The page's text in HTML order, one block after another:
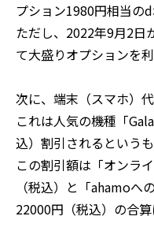
プション1980円相当の
ただし、2022年9月2日
て大盛りオプションを
次に、端末（スマホ）
これは人気の機種「
込）割引されるというも
この割引額は「オンラ
（税込）と「ahamoへ
22000円（税込）の合算